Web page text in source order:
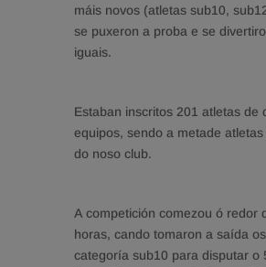
máis novos (atletas sub10,
se puxeron a proba e se
iguais.
Estaban inscritos 201 atletas de
equipos, sendo a metade
do noso club.
A competición comezou ó redor
horas, cando tomaron a saída
categoría sub10 para disputar o